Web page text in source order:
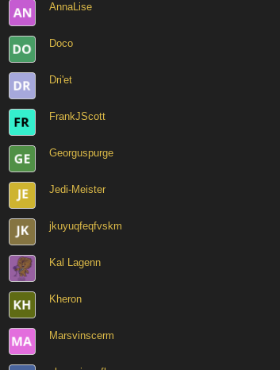
AnnaLise
Doco
Dri'et
FrankJScott
Georguspurge
Jedi-Meister
jkuyuqfeqfvskm
Kal Lagenn
Kheron
Marsvinscerm